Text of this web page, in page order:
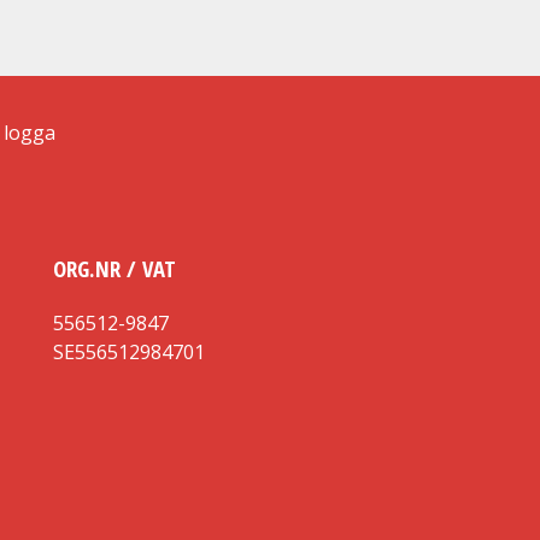
ORG.NR / VAT
556512-9847
SE556512984701